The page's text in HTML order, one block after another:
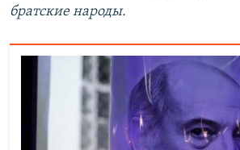
братские народы.